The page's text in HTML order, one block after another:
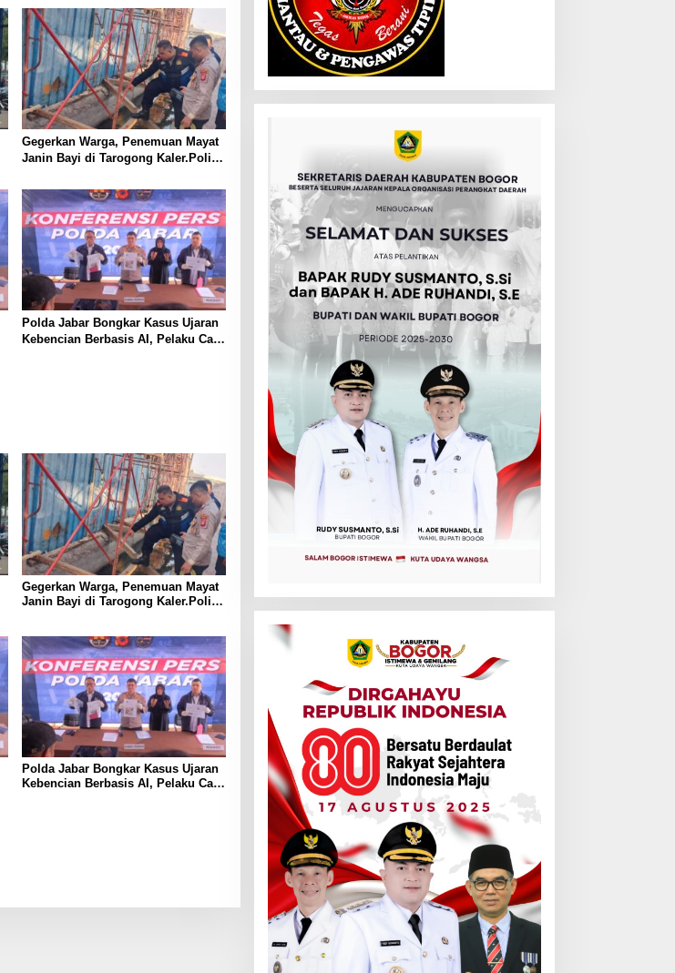
Gegerkan Warga, Penemuan Mayat
Janin Bayi di Tarogong Kaler.Polisi
Polda Jabar Bongkar Kasus Ujaran
Kebencian Berbasis AI, Pelaku Cari
Gegerkan Warga, Penemuan Mayat
Janin Bayi di Tarogong Kaler.Polisi
Polda Jabar Bongkar Kasus Ujaran
Kebencian Berbasis AI, Pelaku Cari